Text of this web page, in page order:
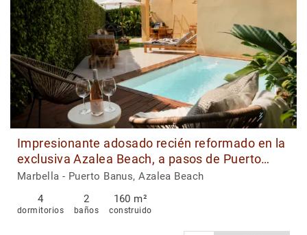
Impresionante adosado recién reformado en la
exclusiva Azalea Beach, a pasos de Puerto
Banús
Marbella - Puerto Banus, Azalea Beach
4
dormitorios
2
baños
160 m²
construido